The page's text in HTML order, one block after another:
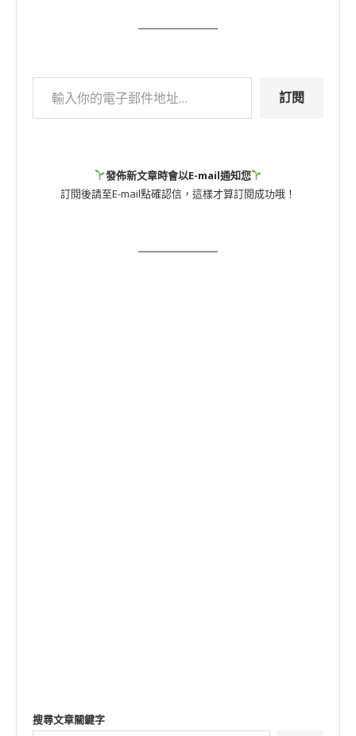
訂閱
發佈新文章時會以E-mail通知您
訂閱後請至E-mail點確認信，這樣才算訂閱成功哦！
搜尋文章關鍵字